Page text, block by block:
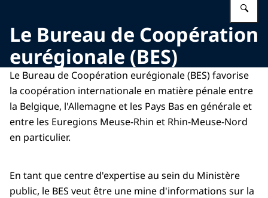
Le Bureau de Coopération
eurégionale (BES)
Le Bureau de Coopération eurégionale (BES) favorise
la coopération internationale en matière pénale entre
la Belgique, l'Allemagne et les Pays Bas en générale et
entre les Euregions Meuse-Rhin et Rhin-Meuse-Nord
en particulier.
En tant que centre d'expertise au sein du Ministère
public, le BES veut être une mine d'informations sur la